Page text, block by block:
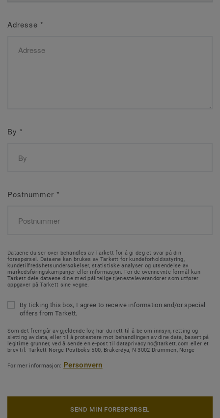
Adresse *
By *
Postnummer *
Dataene du ser over behandles av Tarkett for å gi deg et svar på din
forespørsel. Dataene kan brukes av Tarkett for kundeforholdsstyring,
kundetilfredshetsundersøkelser, statistiske analyser og utsendelse av
markedsføringskampanjer eller informasjon. For de ovennevnte formål kan
Tarkett dele dataene dine med pålitelige tjenesteleverandører som utfører
oppgaver på Tarkett sine vegne.
By ticking this box, I agree to receive information and/or special
offers from Tarkett.
Som det fremgår av gjeldende lov, har du rett til å be om innsyn, retting og
sletting av data, eller til å protestere mot behandlingen av dine data, basert på
legitime grunner, ved å sende en e-post til dataprivacy.no@tarkett.com eller et
brev til: Tarkett Norge Postboks 500, Brakerøya, N-3002 Drammen, Norge
For mer informasjon: Personvern
SEND MIN FORESPØRSEL